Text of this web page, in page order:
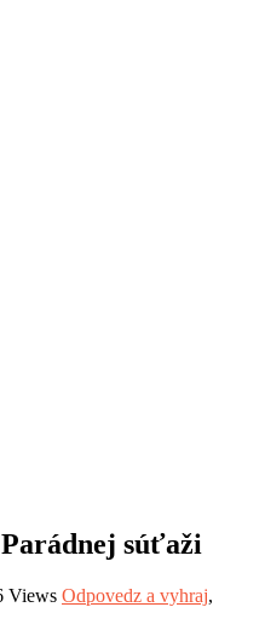
súťaži
Views Odpovedz a vyhraj,